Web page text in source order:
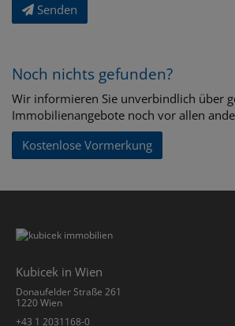
Senden
Noch nichts gefunden?
Wir informieren Sie unverbindlich über
Immobilienangebote noch vor allen
Kostenlose Vormerkung
Kubicek in Wien
Donaufelder Straße 261
1220 Wien
+43 1 2031168-0